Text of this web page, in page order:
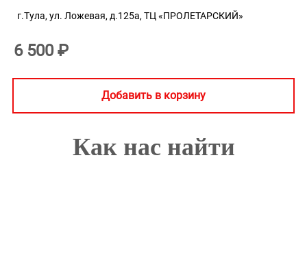
г.Тула, ул. Ложевая, д.125а, ТЦ «ПРОЛЕТАРСКИЙ»
6 500 ₽
Добавить в корзину
Как нас найти